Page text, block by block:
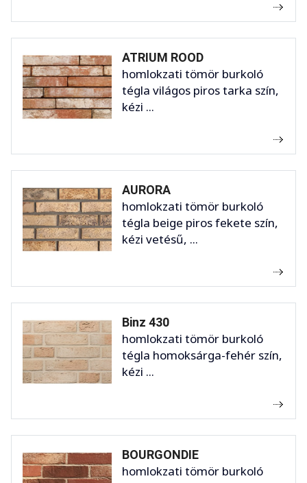
ATRIUM ROOD
homlokzati tömör burkoló
tégla világos piros tarka szín,
kézi ...
AURORA
homlokzati tömör burkoló
tégla beige piros fekete szín,
kézi vetésű, ...
Binz 430
homlokzati tömör burkoló
tégla homoksárga-fehér szín,
kézi ...
BOURGONDIE
homlokzati tömör burkoló